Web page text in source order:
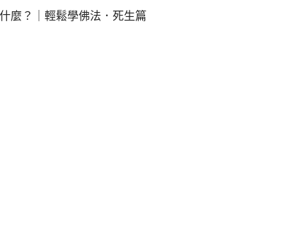
麼？｜輕鬆學佛法．死生篇